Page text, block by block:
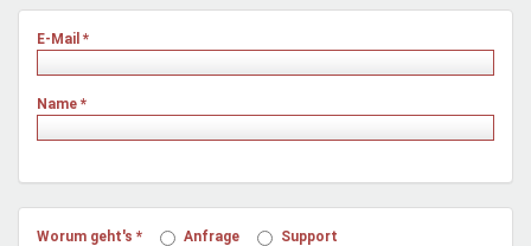
Jugendnetz
Freizeit & Reisen
Mentoren & Projekte
Vor Ort
E-Mail *
Name *
Worum geht's * Anfrage Support